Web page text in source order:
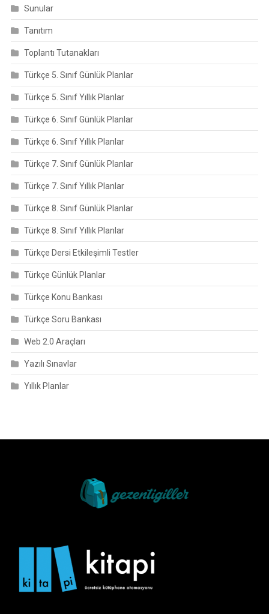
Sunular
Tanıtım
Toplantı Tutanakları
Türkçe 5. Sınıf Günlük Planlar
Türkçe 5. Sınıf Yıllık Planlar
Türkçe 6. Sınıf Günlük Planlar
Türkçe 6. Sınıf Yıllık Planlar
Türkçe 7. Sınıf Günlük Planlar
Türkçe 7. Sınıf Yıllık Planlar
Türkçe 8. Sınıf Günlük Planlar
Türkçe 8. Sınıf Yıllık Planlar
Türkçe Dersi Etkileşimli Testler
Türkçe Günlük Planlar
Türkçe Konu Bankası
Türkçe Soru Bankası
Web 2.0 Araçları
Yazılı Sınavlar
Yıllık Planlar